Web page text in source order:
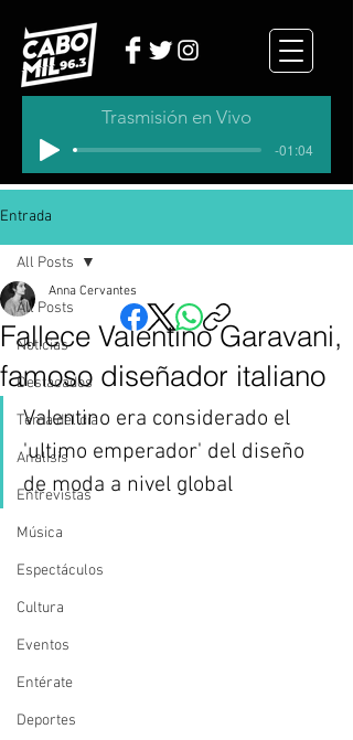
Trasmisión en Vivo
-01:04
Entrada
All Posts
Noticias
Destacados
Tema del dia
Analisis
Entrevistas
Música
Espectáculos
Cultura
Eventos
Entérate
Deportes
All Posts
Fallece Valentino Garavani,
famoso diseñador italiano
Anna Cervantes
Valentino era considerado el
'ultimo emperador' del diseño
de moda a nivel global